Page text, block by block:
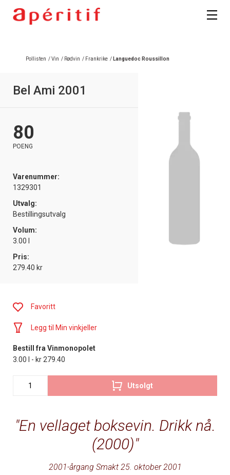
Pollisten /Vin / Rødvin / Frankrike / Languedoc Roussillon
Bel Ami 2001
80
POENG
Varenummer:
1329301
Utvalg:
Bestillingsutvalg
Volum:
3.00 l
Pris:
279.40 kr
En vellaget boksevin. Drikk nå.
(2000)
2001-årgang Smakt 25. oktober 2001
Favoritt
Legg til Min vinkjeller
Bestill fra Vinmonopolet
3.00 l - kr 279.40
Utsolgt